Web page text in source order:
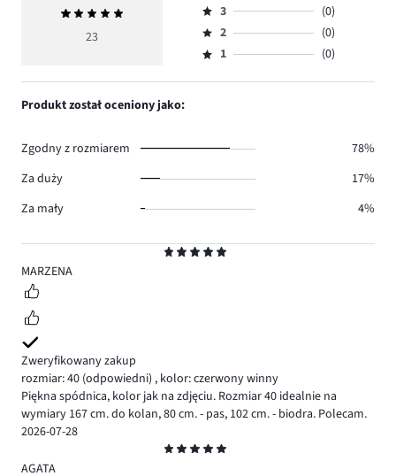
5
MARZENA
Zweryfikowany zakup
rozmiar: 40 (odpowiedni) , kolor: czerwony winny
Piękna spódnica, kolor jak na zdjęciu. Rozmiar 40 idealnie na
wymiary 167 cm. do kolan, 80 cm. - pas, 102 cm. - biodra. Polecam.
2026-07-28
5
AGATA
Średnia
ocena
23
ilość
głosów
21.
4,
ilość
głosów
Ocena
3,
ilość
3
(0)
Ocena
2,
2
(0)
Ocena
1,
1 (0)
Produkt został oceniony jako:
Zgodny z rozmiarem
78%
Za duży
17%
Za mały
4%